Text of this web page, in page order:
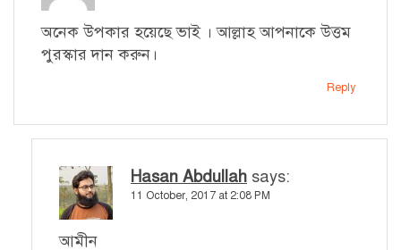
অনেক উপকার হয়েছে ভাই । আল্লাহ আপনাকে উত্তম
পুরস্কার দান করুন।
Reply
Hasan Abdullah says:
11 October, 2017 at 2:08 PM
আমীন